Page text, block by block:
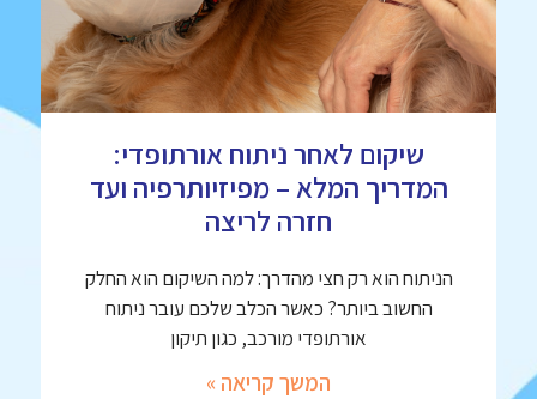
שיקום לאחר ניתוח אורתופדי:
המדריך המלא – מפיזיותרפיה ועד
חזרה לריצה
הניתוח הוא רק חצי מהדרך: למה השיקום הוא החלק
החשוב ביותר? כאשר הכלב שלכם עובר ניתוח
אורתופדי מורכב, כגון תיקון
המשך קריאה »